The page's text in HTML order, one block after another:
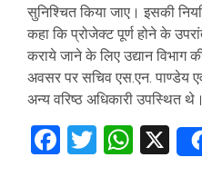
सुनिश्चित किया जाए। इसकी
कहा कि प्रोजेक्ट पूर्ण होने के
कराये जाने के लिए उद्यान विभाग
अवसर पर सचिव एस.एन. पाण्डेय
अन्य वरिष्ठ अधिकारी उपस्थित थे।
Facebook
TwitterX